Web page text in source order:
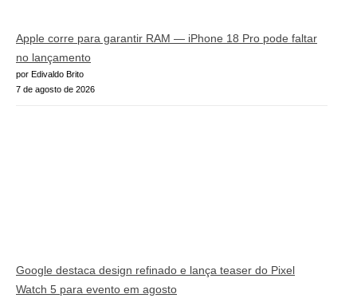
Apple corre para garantir RAM — iPhone 18 Pro pode faltar
no lançamento
por Edivaldo Brito
7 de agosto de 2026
Google destaca design refinado e lança teaser do Pixel
Watch 5 para evento em agosto